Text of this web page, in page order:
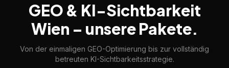
GEO & KI-Sichtbarkeit
Wien – unsere Pakete.
Von der einmaligen GEO-Optimierung bis zur vollständig
betreuten KI-Sichtbarkeitsstrategie.